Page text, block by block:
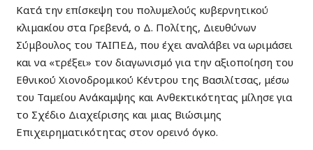
Κατά την επίσκεψη του πολυμελούς κυβερνητικού
κλιμακίου στα Γρεβενά, ο Δ. Πολίτης, Διευθύνων
Σύμβουλος του ΤΑΙΠΕΔ, που έχει αναλάβει να ωριμάσει
και να «τρέξει» τον διαγωνισμό για την αξιοποίηση του
Εθνικού Χιονοδρομικού Κέντρου της Βασιλίτσας, μέσω
του Ταμείου Ανάκαμψης και Ανθεκτικότητας μίλησε για
το Σχέδιο Διαχείρισης και μιας Βιώσιμης
Επιχειρηματικότητας στον ορεινό όγκο.